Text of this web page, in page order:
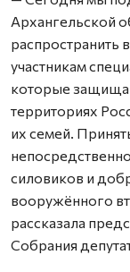
Архангельской
участникам
которые
территориях
их семей.
силовиков и
вооружённого
рассказала
Собрания